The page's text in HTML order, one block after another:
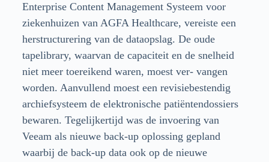
Enterprise Content Management Systeem voor
ziekenhuizen van AGFA Healthcare, vereiste een
herstructurering van de dataopslag. De oude
tapelibrary, waarvan de capaciteit en de snelheid
niet meer toereikend waren, moest ver- vangen
worden. Aanvullend moest een revisiebestendig
archiefsysteem de elektronische patiëntendossiers
bewaren. Tegelijkertijd was de invoering van
Veeam als nieuwe back-up oplossing gepland
waarbij de back-up data ook op de nieuwe